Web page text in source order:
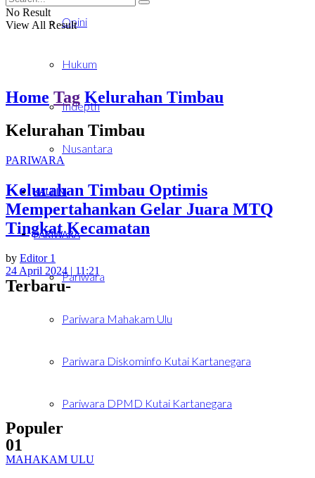
Opini
Hukum
Indepth
Nusantara
KALTIM
PARIWARA
Pariwara
Pariwara Mahakam Ulu
Pariwara Diskominfo Kutai Kartanegara
Pariwara DPMD Kutai Kartanegara
No Result
View All Result
Home Tag Kelurahan Timbau
Kelurahan Timbau
PARIWARA
Kelurahan Timbau Optimis
Mempertahankan Gelar Juara MTQ
Tingkat Kecamatan
by Editor 1
24 April 2024 | 11:21
Terbaru-
Populer
01
MAHAKAM ULU